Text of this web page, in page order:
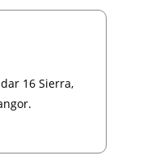
16 Sierra,